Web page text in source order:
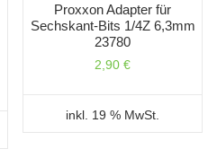
Proxxon Adapter für
Sechskant-Bits 1/4Z 6,3mm
23780
2,90€
inkl. 19 % MwSt.